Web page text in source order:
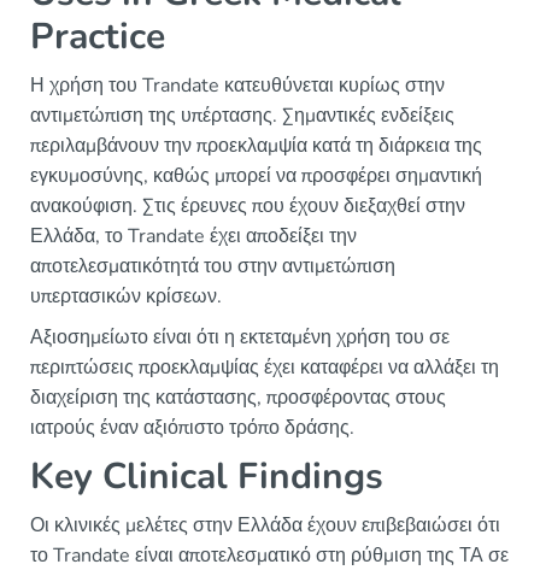
Practice
Η χρήση του Trandate κατευθύνεται κυρίως στην
αντιμετώπιση της υπέρτασης. Σημαντικές ενδείξεις
περιλαμβάνουν την προεκλαμψία κατά τη διάρκεια της
εγκυμοσύνης, καθώς μπορεί να προσφέρει σημαντική
ανακούφιση. Στις έρευνες που έχουν διεξαχθεί στην
Ελλάδα, το Trandate έχει αποδείξει την
αποτελεσματικότητά του στην αντιμετώπιση
υπερτασικών κρίσεων.
Αξιοσημείωτο είναι ότι η εκτεταμένη χρήση του σε
περιπτώσεις προεκλαμψίας έχει καταφέρει να αλλάξει τη
διαχείριση της κατάστασης, προσφέροντας στους
ιατρούς έναν αξιόπιστο τρόπο δράσης.
Key Clinical Findings
Οι κλινικές μελέτες στην Ελλάδα έχουν επιβεβαιώσει ότι
το Trandate είναι αποτελεσματικό στη ρύθμιση της ΤΑ σε